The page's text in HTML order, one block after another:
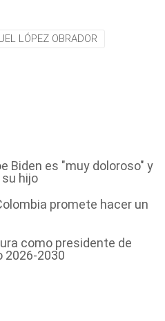
LÓPEZ OBRADOR
Biden es "muy doloroso" y
hijo
promete hacer un
como presidente de
2026-2030